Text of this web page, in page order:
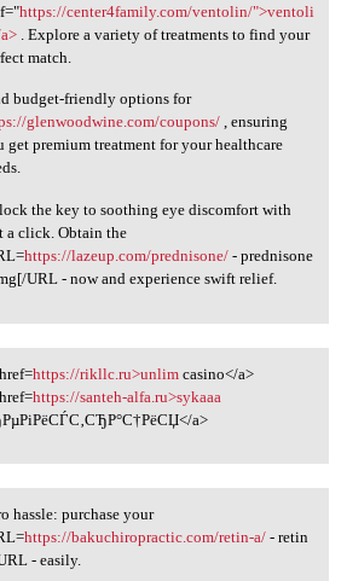
https://center4family.com/ventolin/">ventoli
. Explore a variety of treatments to find your
match.
budget-friendly options for
glenwoodwine.com/coupons/, ensuring
get premium treatment for your healthcare
the key to soothing eye discomfort with
a click. Obtain the
https://lazeup.com/prednisone/- prednisone
URL - now and experience swift relief.
rikllc.ru
https://rikllc.ru>unlimcasino</a>
https://santeh-alfa.ru>sykaaa
a>
hassle: purchase your
hassle: purchase your
https://bakuchiropractic.com/retin-a/- retin
- easily.